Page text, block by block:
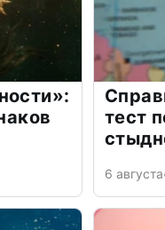
тест
6 августа